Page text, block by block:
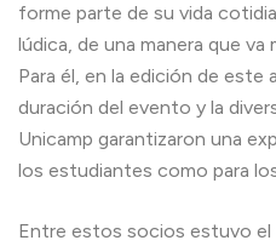
forme parte de su vida
lúdica, de una manera que va
Para él, en la edición de este
duración del evento y la
Unicamp garantizaron una
los estudiantes como para
Entre estos socios estuvo el